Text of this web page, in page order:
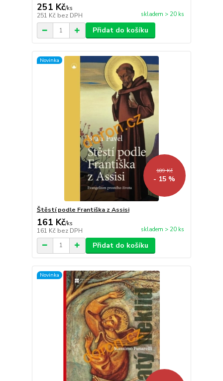
251 Kč/ks
251 Kč bez DPH skladem > 20 ks
Přidat do košíku
Novinka
189 Kč
- 15 %
Štěstí podle Františka z Assisi
161 Kč/ks
161 Kč bez DPH skladem > 20 ks
Přidat do košíku
Novinka